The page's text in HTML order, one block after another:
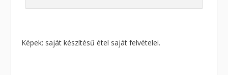
Képek: saját készítésű étel saját felvételei.